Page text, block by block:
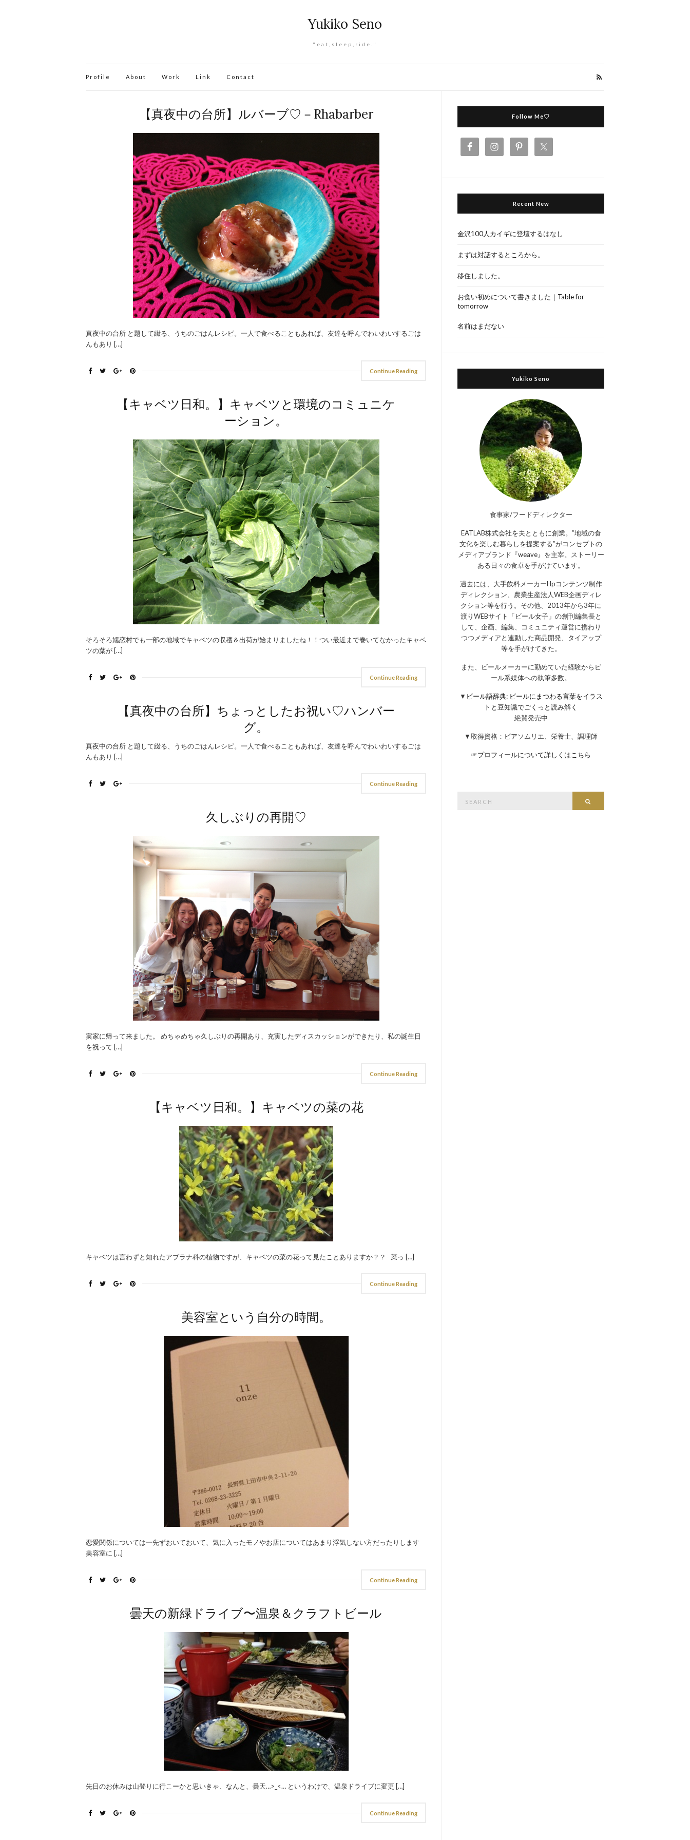
Yukiko Seno
"eat,sleep,ride."
Profile About Work Link Contact
【真夜中の台所】ルバーブ♡－Rhabarber
真夜中の台所 と題して綴る、うちのごはんレシピ。一人で食べることもあれば、友達を呼んでわいわいするごは
んもあり […]
Continue Reading
【キャベツ日和。】キャベツと環境のコミュニケ
ーション。
そろそろ嬬恋村でも一部の地域でキャベツの収穫＆出荷が始まりましたね！！つい最近まで巻いてなかったキャベ
ツの葉が […]
Continue Reading
【真夜中の台所】ちょっとしたお祝い♡ハンバー
グ。
真夜中の台所 と題して綴る、うちのごはんレシピ。一人で食べることもあれば、友達を呼んでわいわいするごは
んもあり […]
Continue Reading
久しぶりの再開♡
実家に帰って来ました。 めちゃめちゃ久しぶりの再開あり、充実したディスカッションができたり、私の誕生日
を祝って […]
Continue Reading
【キャベツ日和。】キャベツの菜の花
キャベツは言わずと知れたアブラナ科の植物ですが、キャベツの菜の花って見たことありますか？？ 菜っ […]
Continue Reading
美容室という自分の時間。
恋愛関係については一先ずおいておいて、気に入ったモノやお店についてはあまり浮気しない方だったりします
美容室に […]
Continue Reading
曇天の新緑ドライブ〜温泉＆クラフトビール
先日のお休みは山登りに行こーかと思いきゃ、なんと、曇天…>_<… というわけで、温泉ドライブに変更 […]
Continue Reading
Follow Me♡
Recent New
金沢100人カイギに登壇するはなし
まずは対話するところから。
移住しました。
お食い初めについて書きました｜Table for
tomorrow
名前はまだない
Yukiko Seno
食事家/フードディレクター
EATLAB株式会社を夫とともに創業。”地域の食
文化を楽しむ暮らしを提案する”がコンセプトの
メディアブランド『weave』を主宰。ストーリー
ある日々の食卓を手がけています。
過去には、大手飲料メーカーHpコンテンツ制作
ディレクション、農業生産法人WEB企画ディレ
クション等を行う。その他、2013年から3年に
渡りWEBサイト「ビール女子」の創刊編集長と
して、企画、編集、コミュニティ運営に携わり
つつメディアと連動した商品開発、タイアップ
等を手がけてきた。
また、ビールメーカーに勤めていた経験からビ
ール系媒体への執筆多数。
▼ ビール語辞典: ビールにまつわる言葉をイラス
トと豆知識でごくっと読み解く
絶賛発売中
▼取得資格：ビアソムリエ、栄養士、調理師
☞プロフィールについて詳しくはこちら